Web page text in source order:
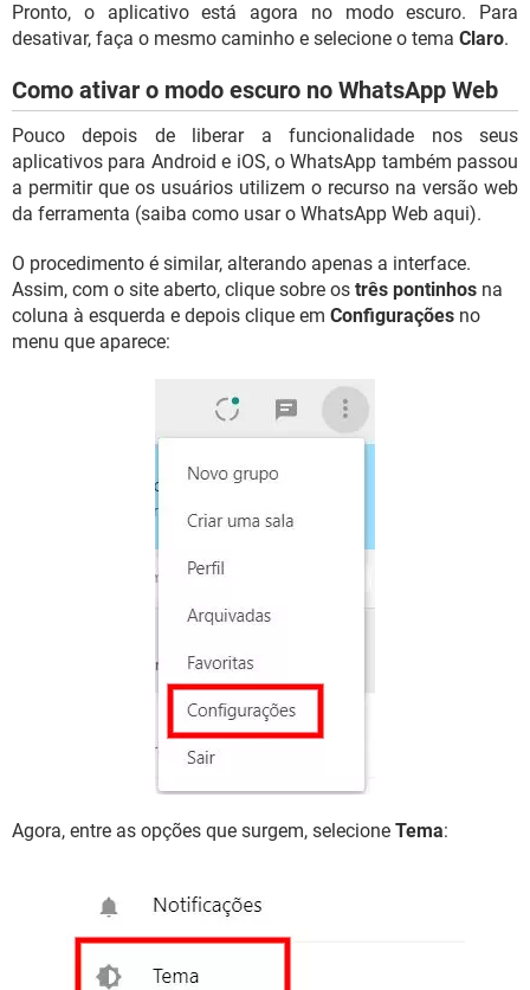
Pronto, o aplicativo está agora no modo escuro. Para
desativar, faça o mesmo caminho e selecione o tema Claro.
Como ativar o modo escuro no WhatsApp Web
Pouco depois de liberar a funcionalidade nos seus
aplicativos para Android e iOS, o WhatsApp também passou
a permitir que os usuários utilizem o recurso na versão web
da ferramenta (saiba como usar o WhatsApp Web aqui).
O procedimento é similar, alterando apenas a interface.
Assim, com o site aberto, clique sobre os três pontinhos na
coluna à esquerda e depois clique em Configurações no
menu que aparece:
Agora, entre as opções que surgem, selecione Tema: